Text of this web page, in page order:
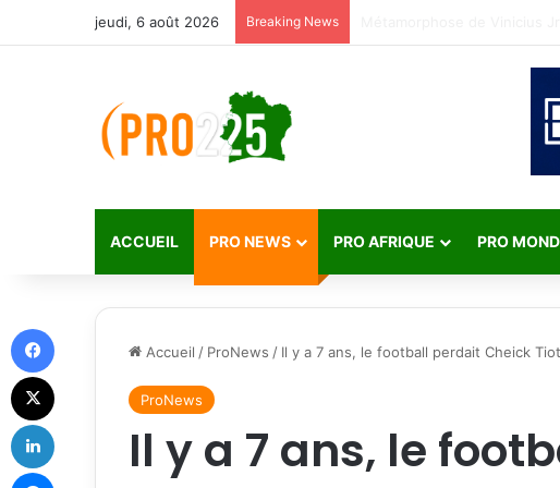
jeudi, 6 août 2026 Breaking News
ACCUEIL PRO NEWS PRO AFRIQUE PRO
Accueil / ProNews / Il y a 7 ans, le football perdait Cheick
ProNews
Il y a 7 ans, le